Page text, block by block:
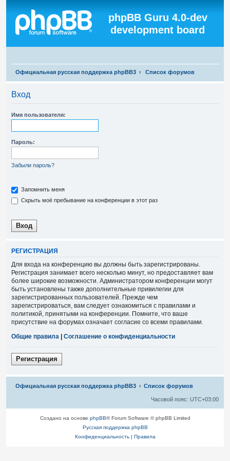
phpBB Guru 4.0-dev
development board
Официальная русская поддержка phpBB3 Список форумов
Вход
Имя пользователя:
Пароль:
Забыли пароль?
Запомнить меня
Скрыть моё пребывание на конференции в этот раз
РЕГИСТРАЦИЯ
Для входа на конференцию вы должны быть зарегистрированы.
Регистрация занимает всего несколько минут, но предоставляет вам
более широкие возможности. Администратором конференции могут
быть установлены также дополнительные привилегии для
зарегистрированных пользователей. Прежде чем
зарегистрироваться, вам следует ознакомиться с правилами и
политикой, принятыми на конференции. Помните, что ваше
присутствие на форумах означает согласие со всеми правилами.
Общие правила
Соглашение о конфиденциальности
Регистрация
Официальная русская поддержка phpBB3 Список форумов
Часовой пояс: UTC+03:00
Связаться с
Создано на основе phpBB® Forum Software © phpBB Limited
Русская поддержка phpBB
Конфиденциальность| Правила